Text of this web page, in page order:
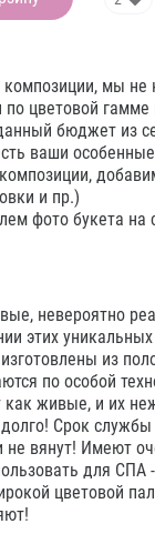
мы не
цветовой гамме
бюджет из
ваши
и пр.)
фото букета на
невероятно
этих
из
по особой
как живые, и их
Срок
не вянут! Имеют
для СПА
цветовой